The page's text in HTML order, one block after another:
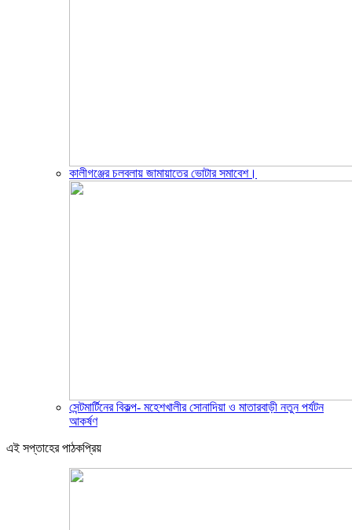
কালীগঞ্জের চলবলায় জামায়াতের ভোটার সমাবেশ।
সেন্টমার্টিনের বিকল্প- মহেশখালীর সোনাদিয়া ও মাতারবাড়ী নতুন পর্যটন
আকর্ষণ
এই সপ্তাহের পাঠকপ্রিয়